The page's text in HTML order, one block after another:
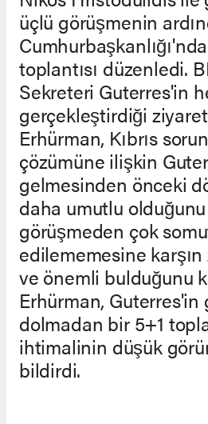
üçlü görüşmenin
toplantısı düzenledi.
Sekreteri Guterres'in
gerçekleştirdiği
Erhürman, Kıbrıs
çözümüne ilişkin
gelmesinden önceki
daha umutlu
görüşmeden çok
edilememesine
ve önemli bulduğunu
Erhürman, Guterres'in
dolmadan bir 5+1
ihtimalinin düşük
bildirdi.